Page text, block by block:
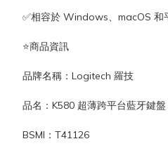
✅相容於 Windows、macOS 和
⭐️商品資訊
品牌名稱：Logitech 羅技
品名：K580 超薄跨平台藍牙鍵盤
BSMI：T41126